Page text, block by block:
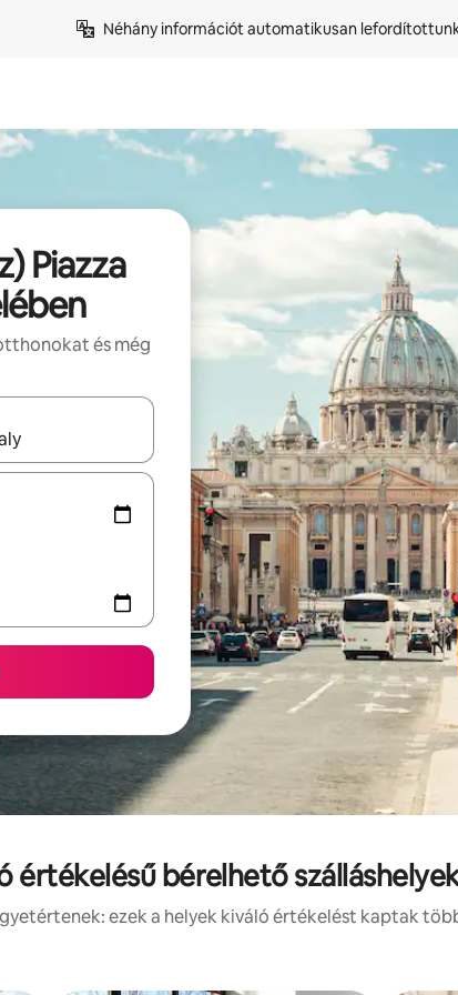
Néhány információt automatikusan
Piazza
és még
a lefelé nyíllal navigálhatsz, illetve érintő és lapozó
értékelésű bérelhető
ezek a helyek kiváló értékelést kaptak